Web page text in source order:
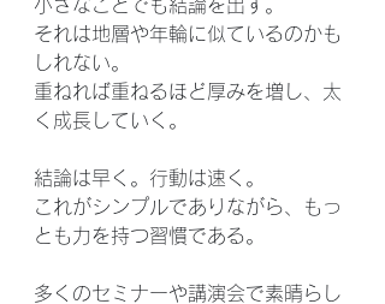
小さなことでも結論を出す。
それは地層や年輪に似ているのかも
しれない。
重ねれば重ねるほど厚みを増し、太
く成長していく。
結論は早く。行動は速く。
これがシンプルでありながら、もっ
とも力を持つ習慣である。
多くのセミナーや講演会で素晴らし